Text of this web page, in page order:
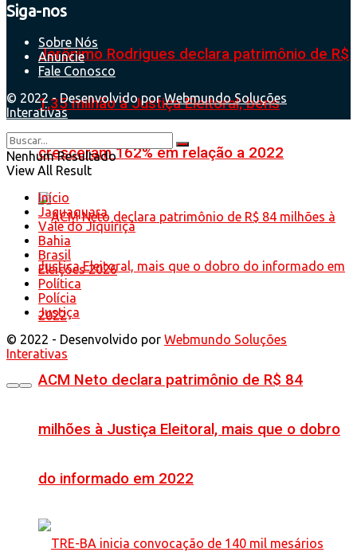
Jerônimo Rodrigues declara patrimônio de R$
1,35 milhão à Justiça Eleitoral; bens
cresceram 162% em relação a 2022
ACM Neto declara patrimônio de R$ 84
milhões à Justiça Eleitoral, mais que o dobro
do informado em 2022
Siga-nos
Sobre Nós
Anuncie
Fale Conosco
© 2022 - Desenvolvido porWebmundo Soluções
Interativas
Nenhum Resultado
View All Result
Início
Jaguaquara
Vale do Jiquiriçá
Bahia
Brasil
Eleições 2026
Política
Polícia
Justiça
© 2022 - Desenvolvido por Webmundo Soluções
Interativas